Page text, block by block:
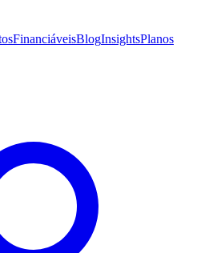
FinanciáveisBlogInsightsPlanos